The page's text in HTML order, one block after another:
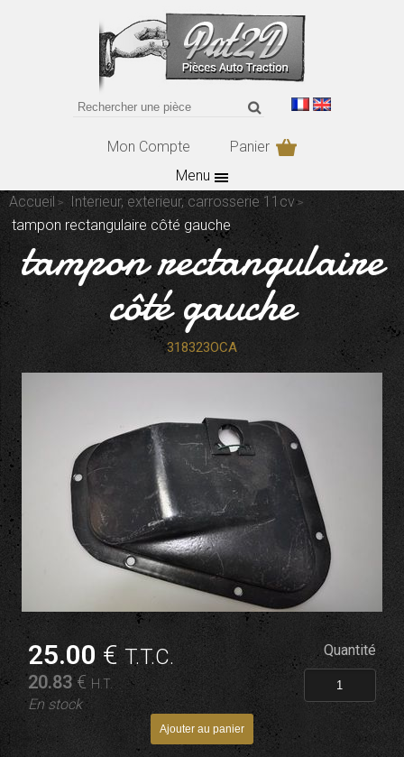
Mon Compte
Panier
Menu
Accueil
Interieur, exterieur, carrosserie 11cv
tampon rectangulaire côté gauche
tampon rectangulaire
côté gauche
318323OCA
25.00 €T.T.C.
20.83€ H.T.
En stock
Quantité